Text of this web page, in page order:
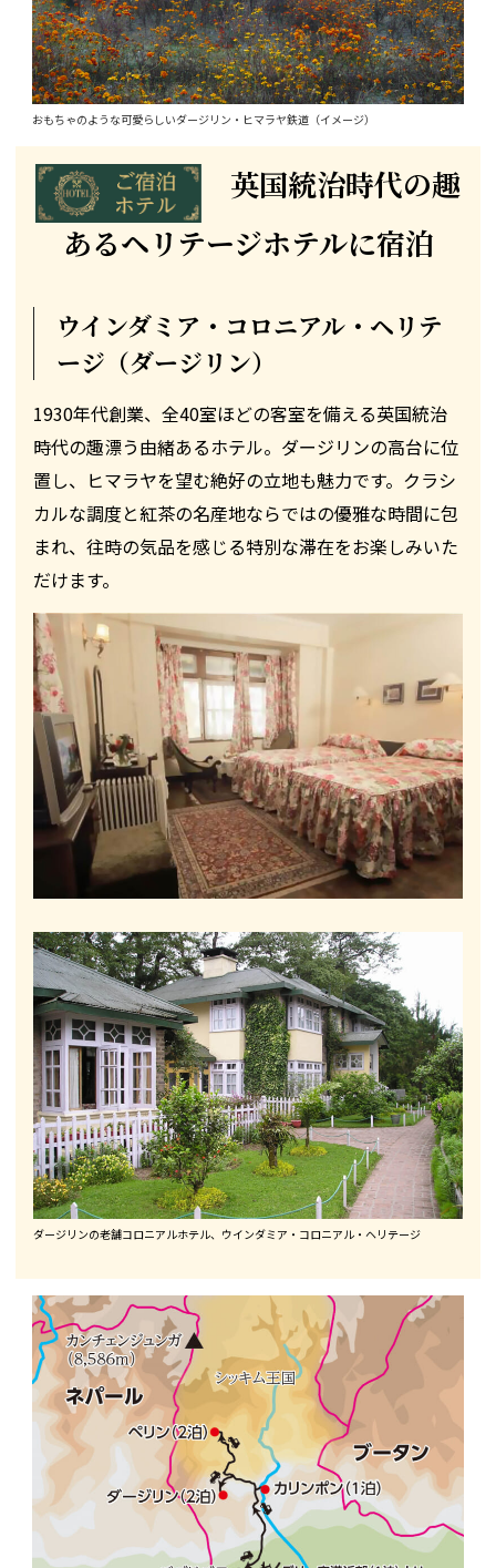
おもちゃのような可愛らしいダージリン・ヒマラヤ鉄道（イメージ）
英国統治時代の趣
あるヘリテージホテルに宿泊
ウインダミア・コロニアル・ヘリテ
ージ（ダージリン）
1930年代創業、全40室ほどの客室を備える英国統治
時代の趣漂う由緒あるホテル。ダージリンの高台に位
置し、ヒマラヤを望む絶好の立地も魅力です。クラシ
カルな調度と紅茶の名産地ならではの優雅な時間に包
まれ、往時の気品を感じる特別な滞在をお楽しみいた
だけます。
ダージリンの老舗コロニアルホテル、ウインダミア・コロニアル・ヘリテージ